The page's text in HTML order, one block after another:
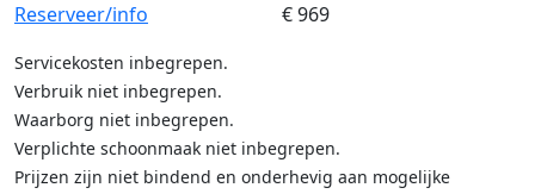
Reserveer/info
€ 969
Servicekosten inbegrepen.
Verbruik niet inbegrepen.
Waarborg niet inbegrepen.
Verplichte schoonmaak niet inbegrepen.
Prijzen zijn niet bindend en onderhevig aan mogelijke